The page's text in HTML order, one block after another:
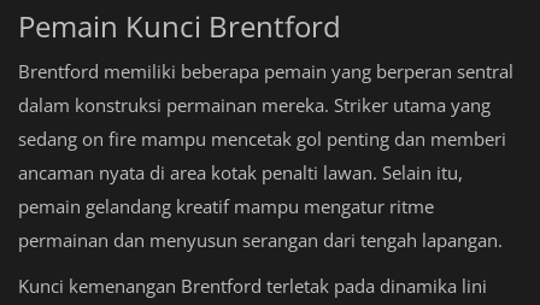
Pemain Kunci Brentford
Brentford memiliki beberapa pemain yang berperan sentral
dalam konstruksi permainan mereka. Striker utama yang
sedang on fire mampu mencetak gol penting dan memberi
ancaman nyata di area kotak penalti lawan. Selain itu,
pemain gelandang kreatif mampu mengatur ritme
permainan dan menyusun serangan dari tengah lapangan.
Kunci kemenangan Brentford terletak pada dinamika lini